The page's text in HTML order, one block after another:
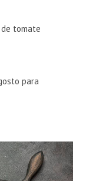
tomate
para